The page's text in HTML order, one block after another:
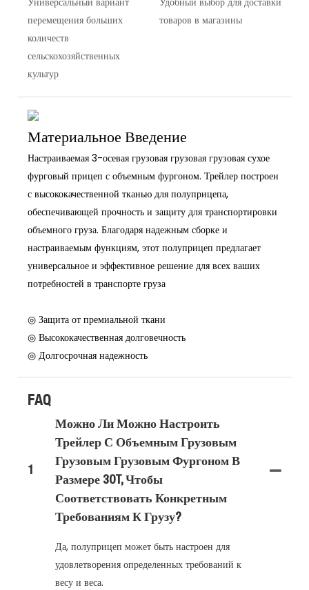
перемещения больших
количеств
сельскохозяйственных
культур
товаров в магазины
Материальное Введение
Настраиваемая 3-осевая грузовая грузовая грузовая сухое
фурговый прицеп с объемным фургоном. Трейлер построен
с высококачественной тканью для полуприцепа,
обеспечивающей прочность и защиту для транспортировки
объемного груза. Благодаря надежным сборке и
настраиваемым функциям, этот полуприцеп предлагает
универсальное и эффективное решение для всех ваших
потребностей в транспорте груза
◎ Защита от премиальной ткани
◎ Высококачественная долговечность
◎ Долгосрочная надежность
FAQ
1
Можно Ли Можно Настроить
Трейлер С Объемным Грузовым
Грузовым Грузовым Фургоном В
Размере 30T, Чтобы
Соответствовать Конкретным
Требованиям К Грузу?
Да, полуприцеп может быть настроен для
удовлетворения определенных требований к
весу и веса.